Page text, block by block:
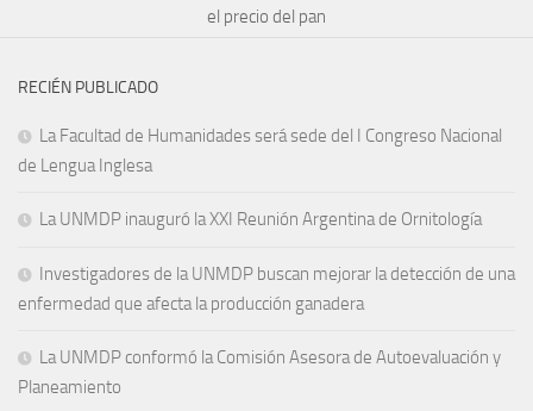
el precio del pan
RECIÉN PUBLICADO
La Facultad de Humanidades será sede del I Congreso Nacional
de Lengua Inglesa
La UNMDP inauguró la XXI Reunión Argentina de Ornitología
Investigadores de la UNMDP buscan mejorar la detección de una
enfermedad que afecta la producción ganadera
La UNMDP conformó la Comisión Asesora de Autoevaluación y
Planeamiento